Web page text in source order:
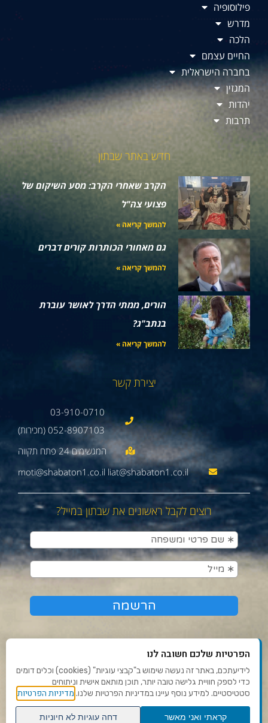
פילוסופיה
מדרש
הלכה
החיים עצמם
בחברה הישראלית
המגזין
יהדות
תרבות
חדש באתר שבתון
הקרב שאחרי הקרב: מסע השיקום של
פצועי צה"ל
להמשך קריאה »
גם מאחורי הכותרות קורים דברים
להמשך קריאה »
הורים, ממתי הדרך לאושר עוברת
בנתב"ג?
להמשך קריאה »
יצירת קשר
03-910-0710
052-8907103 (מכירות)
moti@shabaton1.co.il liat@shabaton1.co.il
רוצים לקבל ראשונים את שבתון במייל?
תנאי שימוש ומדיניות פרטיות
פנו אלינו
הפרטיות שלכם חשובה לנו
לידיעתכם, באתר זה נעשה שימוש ב"קבצי עוגיות" (cookies) וכלים דומים
כדי לספק חוויית גלישה טובה יותר, תוכן מותאם אישית וניתוחים
סטטיסטיים. למידע נוסף עיינו במדיניות הפרטיות שלנו. מדיניות הפרטיות
קראתי ואני מאשר דחה עוגיות לא חיוניות